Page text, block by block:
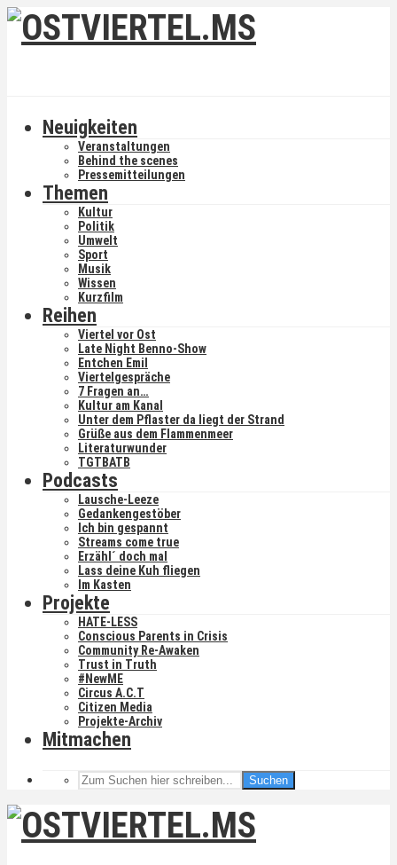
Neuigkeiten
Veranstaltungen
Behind the scenes
Pressemitteilungen
Themen
Kultur
Politik
Umwelt
Sport
Musik
Wissen
Kurzfilm
Reihen
Viertel vor Ost
Late Night Benno-Show
Entchen Emil
Viertelgespräche
7 Fragen an…
Kultur am Kanal
Unter dem Pflaster da liegt der Strand
Grüße aus dem Flammenmeer
Literaturwunder
TGTBATB
Podcasts
Lausche-Leeze
Gedankengestöber
Ich bin gespannt
Streams come true
Erzähl´ doch mal
Lass deine Kuh fliegen
Im Kasten
Projekte
HATE-LESS
Conscious Parents in Crisis
Community Re-Awaken
Trust in Truth
#NewME
Circus A.C.T
Citizen Media
Projekte-Archiv
Mitmachen
Suchen